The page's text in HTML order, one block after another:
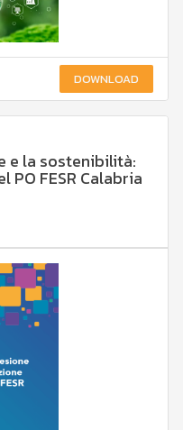
DOWNLOAD
e la sostenibilità:
FESR Calabria